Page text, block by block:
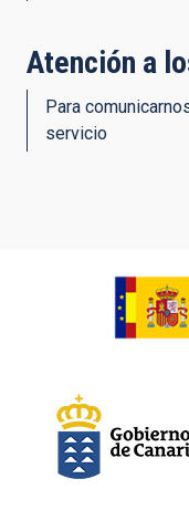
Atención a
Para
servicio